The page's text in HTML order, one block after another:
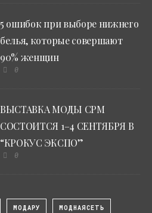
5 ошибок при выборе нижнего
белья, которые совершают
90% женщин
0
ВЫСТАВКА МОДЫ CPM
СОСТОИТСЯ 1–4 СЕНТЯБРЯ В
“КРОКУС ЭКСПО”
0
МОДАРУ МОДНАЯСЕТЬ